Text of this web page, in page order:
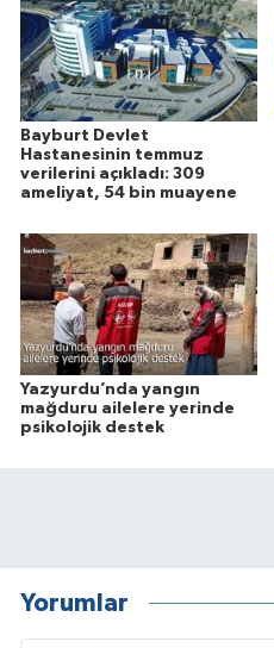
Bayburt Devlet
Hastanesinin temmuz
verilerini açıkladı: 309
ameliyat, 54 bin muayene
Yazyurdu’nda yangın
mağduru ailelere yerinde
psikolojik destek
Yorumlar